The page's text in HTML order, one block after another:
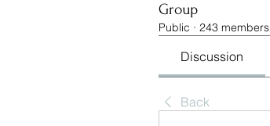
Group
Public · 243 members
Discussion
Back